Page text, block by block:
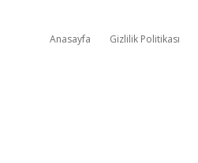
Anasayfa Gizlilik Politikası